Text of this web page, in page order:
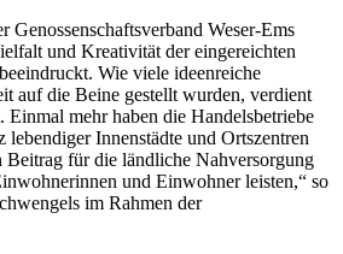
Genossenschaftsverband Weser-Ems
und Kreativität der eingereichten
Wie viele ideenreiche
auf die Beine gestellt wurden, verdient
Einmal mehr haben die Handelsbetriebe
lebendiger Innenstädte und Ortszentren
für die ländliche Nahversorgung
und Einwohner leisten,“ so
im Rahmen der